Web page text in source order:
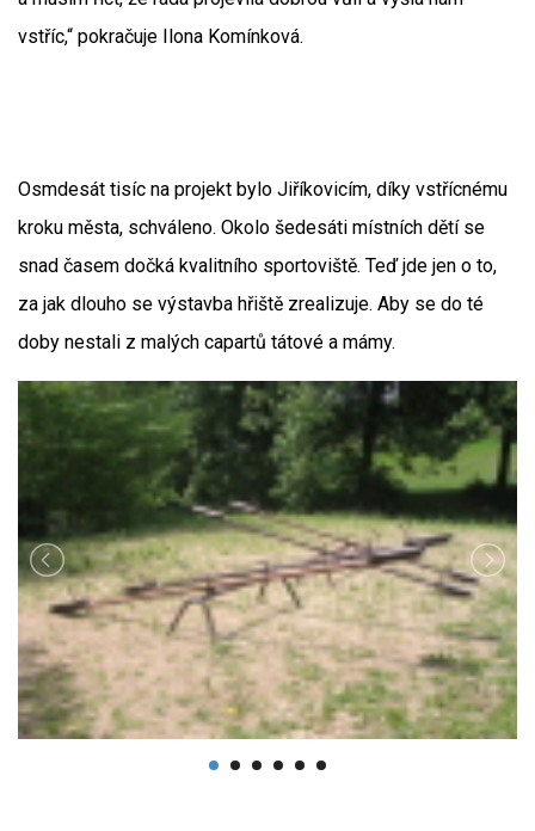
vstříc,“ pokračuje Ilona Komínková.
Osmdesát tisíc na projekt bylo Jiříkovicím, díky vstřícnému
kroku města, schváleno. Okolo šedesáti místních dětí se
snad časem dočká kvalitního sportoviště. Teď jde jen o to,
za jak dlouho se výstavba hřiště zrealizuje. Aby se do té
doby nestali z malých capartů tátové a mámy.